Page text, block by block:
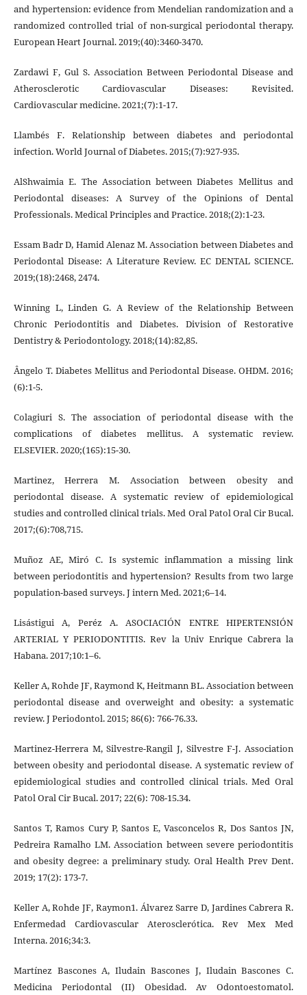
and hypertension: evidence from Mendelian randomization and a
randomized controlled trial of non-surgical periodontal therapy.
European Heart Journal. 2019;(40):3460-3470.
Zardawi F, Gul S. Association Between Periodontal Disease and
Atherosclerotic Cardiovascular Diseases: Revisited.
Cardiovascular medicine. 2021;(7):1-17.
Llambés F. Relationship between diabetes and periodontal
infection. World Journal of Diabetes. 2015;(7):927-935.
AlShwaimia E. The Association between Diabetes Mellitus and
Periodontal diseases: A Survey of the Opinions of Dental
Professionals. Medical Principles and Practice. 2018;(2):1-23.
Essam Badr D, Hamid Alenaz M. Association between Diabetes and
Periodontal Disease: A Literature Review. EC DENTAL SCIENCE.
2019;(18):2468, 2474.
Winning L, Linden G. A Review of the Relationship Between
Chronic Periodontitis and Diabetes. Division of Restorative
Dentistry & Periodontology. 2018;(14):82,85.
Ângelo T. Diabetes Mellitus and Periodontal Disease. OHDM. 2016;
(6):1-5.
Colagiuri S. The association of periodontal disease with the
complications of diabetes mellitus. A systematic review.
ELSEVIER. 2020;(165):15-30.
Martinez, Herrera M. Association between obesity and
periodontal disease. A systematic review of epidemiological
studies and controlled clinical trials. Med Oral Patol Oral Cir Bucal.
2017;(6):708,715.
Muñoz AE, Miró C. Is systemic inflammation a missing link
between periodontitis and hypertension? Results from two large
population-based surveys. J intern Med. 2021;6–14.
Lisástigui A, Peréz A. ASOCIACIÓN ENTRE HIPERTENSIÓN
ARTERIAL Y PERIODONTITIS. Rev la Univ Enrique Cabrera la
Habana. 2017;10:1–6.
Keller A, Rohde JF, Raymond K, Heitmann BL. Association between
periodontal disease and overweight and obesity: a systematic
review. J Periodontol. 2015; 86(6): 766-76.33.
Martinez-Herrera M, Silvestre-Rangil J, Silvestre F-J. Association
between obesity and periodontal disease. A systematic review of
epidemiological studies and controlled clinical trials. Med Oral
Patol Oral Cir Bucal. 2017; 22(6): 708-15.34.
Santos T, Ramos Cury P, Santos E, Vasconcelos R, Dos Santos JN,
Pedreira Ramalho LM. Association between severe periodontitis
and obesity degree: a preliminary study. Oral Health Prev Dent.
2019; 17(2): 173-7.
Keller A, Rohde JF, Raymon1. Álvarez Sarre D, Jardines Cabrera R.
Enfermedad Cardiovascular Aterosclerótica. Rev Mex Med
Interna. 2016;34:3.
Martínez Bascones A, Iludain Bascones J, Iludain Bascones C.
Medicina Periodontal (II) Obesidad. Av Odontoestomatol.